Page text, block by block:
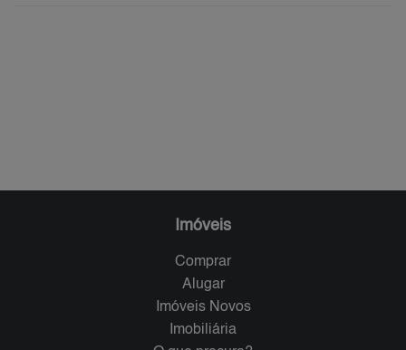
Imóveis
Comprar
Alugar
Imóveis Novos
Imobiliária